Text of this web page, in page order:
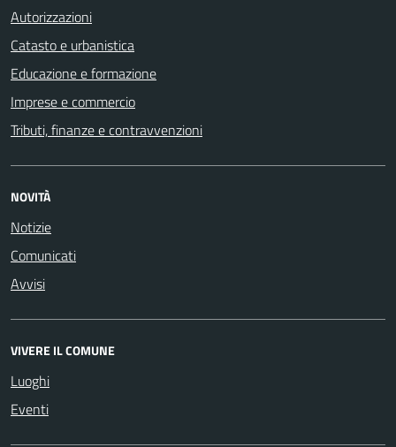
Autorizzazioni
Catasto e urbanistica
Educazione e formazione
Imprese e commercio
Tributi, finanze e contravvenzioni
NOVITÀ
Notizie
Comunicati
Avvisi
VIVERE IL COMUNE
Luoghi
Eventi